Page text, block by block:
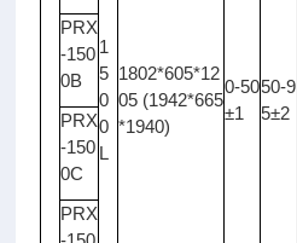
1
5
0
0
L
1802*605*12
05 (1942*665
*1940)
0-50
±1
50-9
5±2
PRX
-150
0B
PRX
-150
0C
PRX